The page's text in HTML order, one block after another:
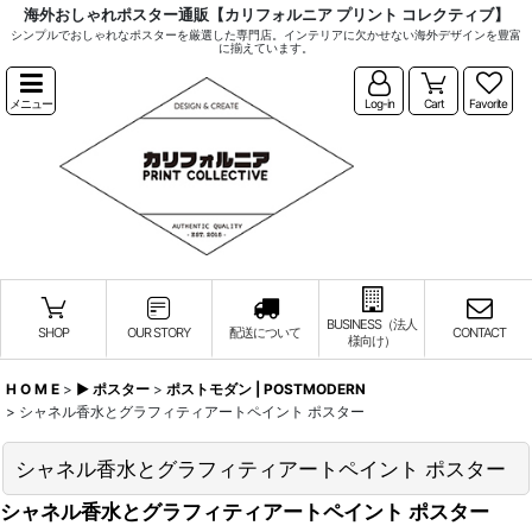
海外おしゃれポスター通販【カリフォルニア プリント コレクティブ】
シンプルでおしゃれなポスターを厳選した専門店。インテリアに欠かせない海外デザインを豊富
に揃えています。
メニュー Log-in Cart Favorite
SHOP OUR STORY 配送について
BUSINESS（法人
様向け）
CONTACT
H O M E > ▶︎ ポスター > ポストモダン | POSTMODERN
> シャネル香水とグラフィティアートペイント ポスター
シャネル香水とグラフィティアートペイント ポスター
シャネル香水とグラフィティアートペイント ポスター